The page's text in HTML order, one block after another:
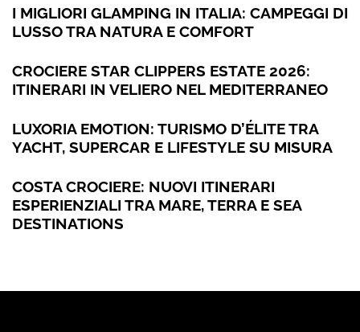
I MIGLIORI GLAMPING IN ITALIA: CAMPEGGI DI
LUSSO TRA NATURA E COMFORT
CROCIERE STAR CLIPPERS ESTATE 2026:
ITINERARI IN VELIERO NEL MEDITERRANEO
LUXORIA EMOTION: TURISMO D’ÉLITE TRA
YACHT, SUPERCAR E LIFESTYLE SU MISURA
COSTA CROCIERE: NUOVI ITINERARI
ESPERIENZIALI TRA MARE, TERRA E SEA
DESTINATIONS